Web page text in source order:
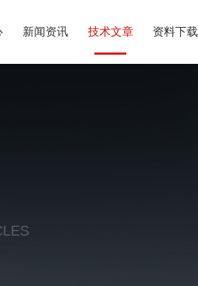
新闻资讯 技术文章 资料下载